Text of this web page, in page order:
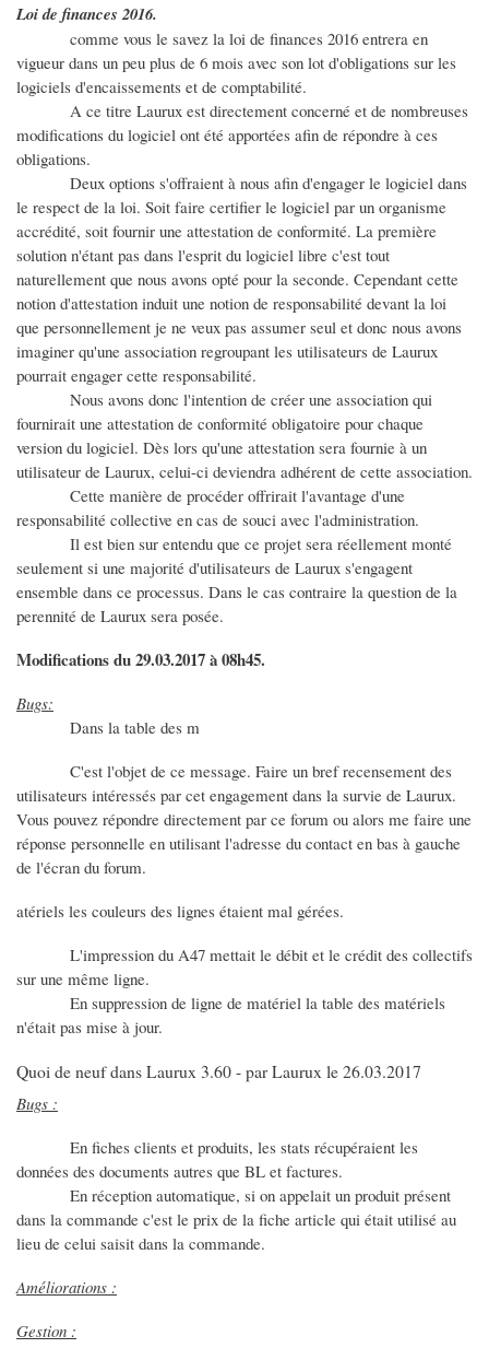
Loi de finances 2016.
comme vous le savez la loi de finances 2016 entrera en
vigueur dans un peu plus de 6 mois avec son lot d'obligations sur les
logiciels d'encaissements et de comptabilité.
A ce titre Laurux est directement concerné et de nombreuses
modifications du logiciel ont été apportées afin de répondre à ces
obligations.
Deux options s'offraient à nous afin d'engager le logiciel dans
le respect de la loi. Soit faire certifier le logiciel par un organisme
accrédité, soit fournir une attestation de conformité. La première
solution n'étant pas dans l'esprit du logiciel libre c'est tout
naturellement que nous avons opté pour la seconde. Cependant cette
notion d'attestation induit une notion de responsabilité devant la loi
que personnellement je ne veux pas assumer seul et donc nous avons
imaginer qu'une association regroupant les utilisateurs de Laurux
pourrait engager cette responsabilité.
Nous avons donc l'intention de créer une association qui
fournirait une attestation de conformité obligatoire pour chaque
version du logiciel. Dès lors qu'une attestation sera fournie à un
utilisateur de Laurux, celui-ci deviendra adhérent de cette association.
Cette manière de procéder offrirait l'avantage d'une
responsabilité collective en cas de souci avec l'administration.
Il est bien sur entendu que ce projet sera réellement monté
seulement si une majorité d'utilisateurs de Laurux s'engagent
ensemble dans ce processus. Dans le cas contraire la question de la
perennité de Laurux sera posée.
Modifications du 29.03.2017 à 08h45.
Bugs:
Dans la table des m
C'est l'objet de ce message. Faire un bref recensement des
utilisateurs intéressés par cet engagement dans la survie de Laurux.
Vous pouvez répondre directement par ce forum ou alors me faire une
réponse personnelle en utilisant l'adresse du contact en bas à gauche
de l'écran du forum.
atériels les couleurs des lignes étaient mal gérées.
L'impression du A47 mettait le débit et le crédit des collectifs
sur une même ligne.
En suppression de ligne de matériel la table des matériels
n'était pas mise à jour.
Quoi de neuf dans Laurux 3.60 - par Laurux le 26.03.2017
Bugs :
En fiches clients et produits, les stats récupéraient les
données des documents autres que BL et factures.
En réception automatique, si on appelait un produit présent
dans la commande c'est le prix de la fiche article qui était utilisé au
lieu de celui saisit dans la commande.
Améliorations :
Gestion :